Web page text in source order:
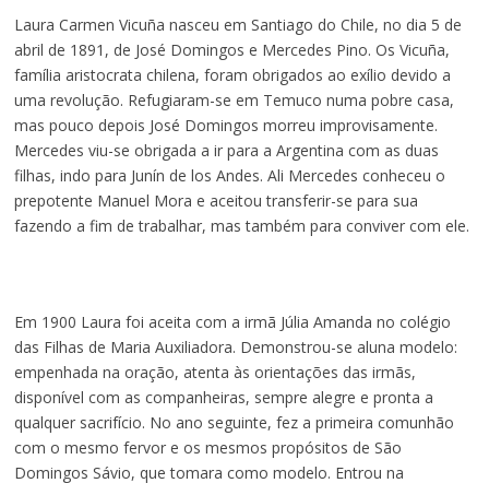
Laura Carmen Vicuña nasceu em Santiago do Chile, no dia 5 de
abril de 1891, de José Domingos e Mercedes Pino. Os Vicuña,
família aristocrata chilena, foram obrigados ao exílio devido a
uma revolução. Refugiaram-se em Temuco numa pobre casa,
mas pouco depois José Domingos morreu improvisamente.
Mercedes viu-se obrigada a ir para a Argentina com as duas
filhas, indo para Junín de los Andes. Ali Mercedes conheceu o
prepotente Manuel Mora e aceitou transferir-se para sua
fazendo a fim de trabalhar, mas também para conviver com ele.
Em 1900 Laura foi aceita com a irmã Júlia Amanda no colégio
das Filhas de Maria Auxiliadora. Demonstrou-se aluna modelo:
empenhada na oração, atenta às orientações das irmãs,
disponível com as companheiras, sempre alegre e pronta a
qualquer sacrifício. No ano seguinte, fez a primeira comunhão
com o mesmo fervor e os mesmos propósitos de São
Domingos Sávio, que tomara como modelo. Entrou na